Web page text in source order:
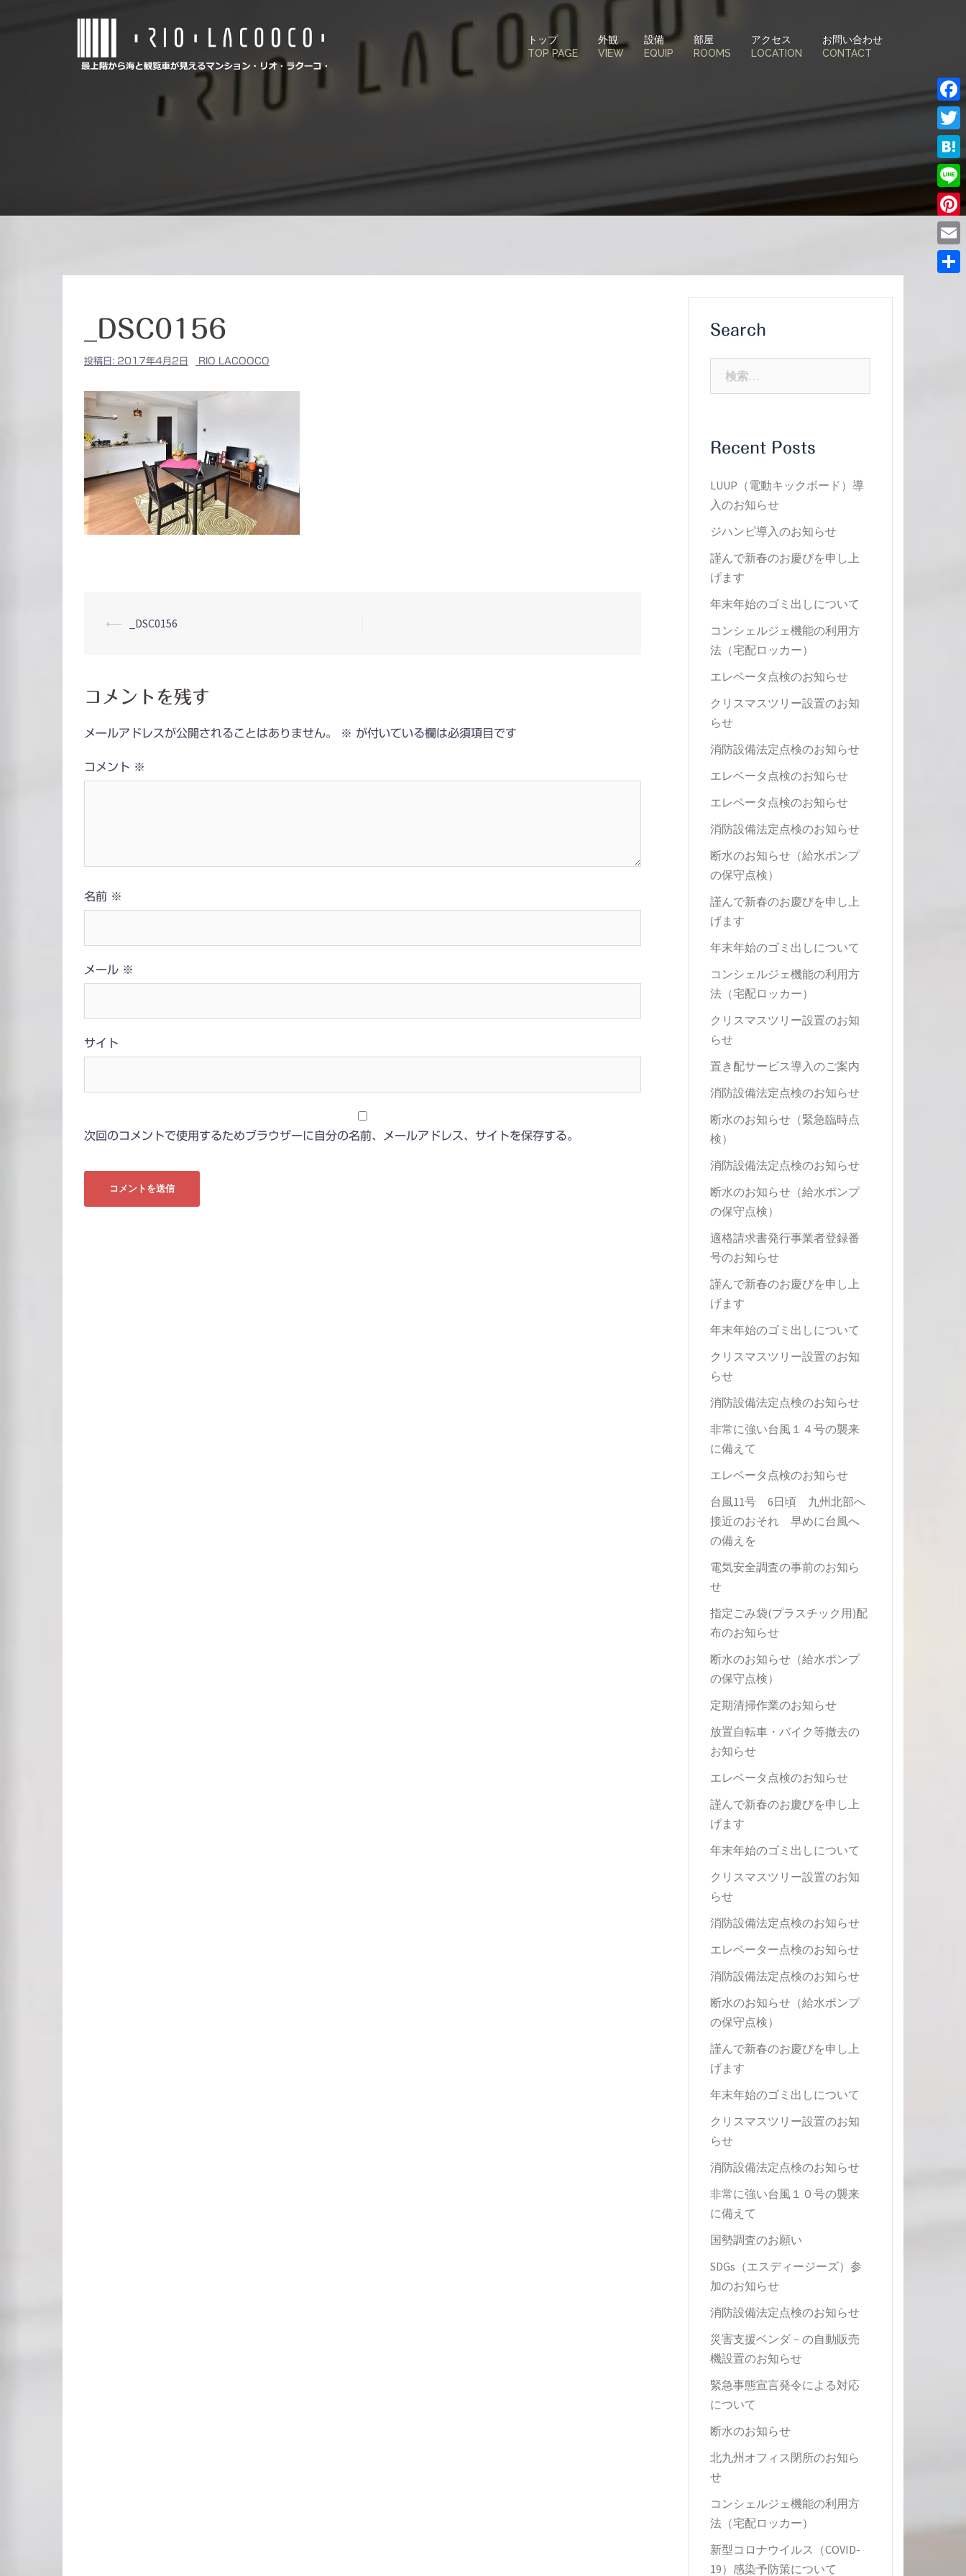
トップ
TOP PAGE
外観
VIEW
設備
EQUIP
部屋
ROOMS
アクセス
LOCATION
お問い合わせ
CONTACT
_DSC0156
投稿日: 2017年4月2日 RIO LACOOCO
投
ナ
ビ
ゲ
ョ
ン
⟵ _DSC0156
コメントを残す
メールアドレスが公開されることはありません。 ※ が付いている欄は必須項目です
コメント ※
名前 ※
メール ※
サイト
次回のコメントで使用するためブラウザーに自分の名前、メールアドレス、サイトを保存する。
Search
Recent Posts
LUUP（電動キックボード）導
入のお知らせ
ジハンピ導入のお知らせ
謹んで新春のお慶びを申し上
げます
年末年始のゴミ出しについて
コンシェルジェ機能の利用方
法（宅配ロッカー）
エレベータ点検のお知らせ
クリスマスツリー設置のお知
らせ
消防設備法定点検のお知らせ
エレベータ点検のお知らせ
エレベータ点検のお知らせ
消防設備法定点検のお知らせ
断水のお知らせ（給水ポンプ
の保守点検）
謹んで新春のお慶びを申し上
げます
年末年始のゴミ出しについて
コンシェルジェ機能の利用方
法（宅配ロッカー）
クリスマスツリー設置のお知
らせ
置き配サービス導入のご案内
消防設備法定点検のお知らせ
断水のお知らせ（緊急臨時点
検）
消防設備法定点検のお知らせ
断水のお知らせ（給水ポンプ
の保守点検）
適格請求書発行事業者登録番
号のお知らせ
謹んで新春のお慶びを申し上
げます
年末年始のゴミ出しについて
クリスマスツリー設置のお知
らせ
消防設備法定点検のお知らせ
非常に強い台風１４号の襲来
に備えて
エレベータ点検のお知らせ
台風11号 6日頃 九州北部へ
接近のおそれ 早めに台風へ
の備えを
電気安全調査の事前のお知ら
せ
指定ごみ袋(プラスチック用)配
布のお知らせ
断水のお知らせ（給水ポンプ
の保守点検）
定期清掃作業のお知らせ
放置自転車・バイク等撤去の
お知らせ
エレベータ点検のお知らせ
謹んで新春のお慶びを申し上
げます
年末年始のゴミ出しについて
クリスマスツリー設置のお知
らせ
消防設備法定点検のお知らせ
エレベーター点検のお知らせ
消防設備法定点検のお知らせ
断水のお知らせ（給水ポンプ
の保守点検）
謹んで新春のお慶びを申し上
げます
年末年始のゴミ出しについて
クリスマスツリー設置のお知
らせ
消防設備法定点検のお知らせ
非常に強い台風１０号の襲来
に備えて
国勢調査のお願い
SDGs（エスディージーズ）参
加のお知らせ
消防設備法定点検のお知らせ
災害支援ベンダ－の自動販売
機設置のお知らせ
緊急事態宣言発令による対応
について
断水のお知らせ
北九州オフィス閉所のお知ら
せ
コンシェルジェ機能の利用方
法（宅配ロッカー）
新型コロナウイルス（COVID-
19）感染予防策について
Line
Email